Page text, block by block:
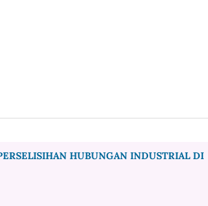
HUBUNGAN INDUSTRIAL DI